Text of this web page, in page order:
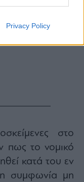
Privacy Policy
στο
πως το νομικό
κατά του εν
η συμφωνία μη